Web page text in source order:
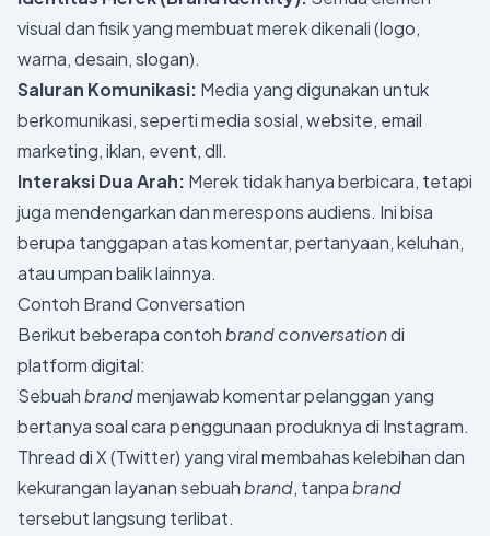
visual dan fisik yang membuat merek dikenali (logo,
warna, desain, slogan).
Saluran Komunikasi: Media yang digunakan untuk
berkomunikasi, seperti media sosial, website, email
marketing, iklan, event, dll.
Interaksi Dua Arah: Merek tidak hanya berbicara, tetapi
juga mendengarkan dan merespons audiens. Ini bisa
berupa tanggapan atas komentar, pertanyaan, keluhan,
atau umpan balik lainnya.
Contoh Brand Conversation
Berikut beberapa contohbrand conversationdi
platform digital:
Sebuahbrandmenjawab komentar pelanggan yang
bertanya soal cara penggunaan produknya di Instagram.
Thread di X (Twitter) yang viral membahas kelebihan dan
kekurangan layanan sebuahbrand, tanpabrand
tersebut langsung terlibat.